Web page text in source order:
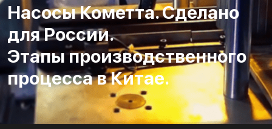
Насосы Кометта. Сделано
для России.
Этапы производственного
процесса в Китае.